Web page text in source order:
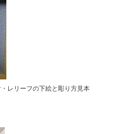
レリーフの下絵と彫り方見本